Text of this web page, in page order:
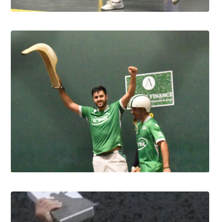
Pau cup féminine la quiñiéla fut franco
française
8.8.2026
Pau cup, Gonzales-Portet oui, mais aux
forceps
8.8.2026